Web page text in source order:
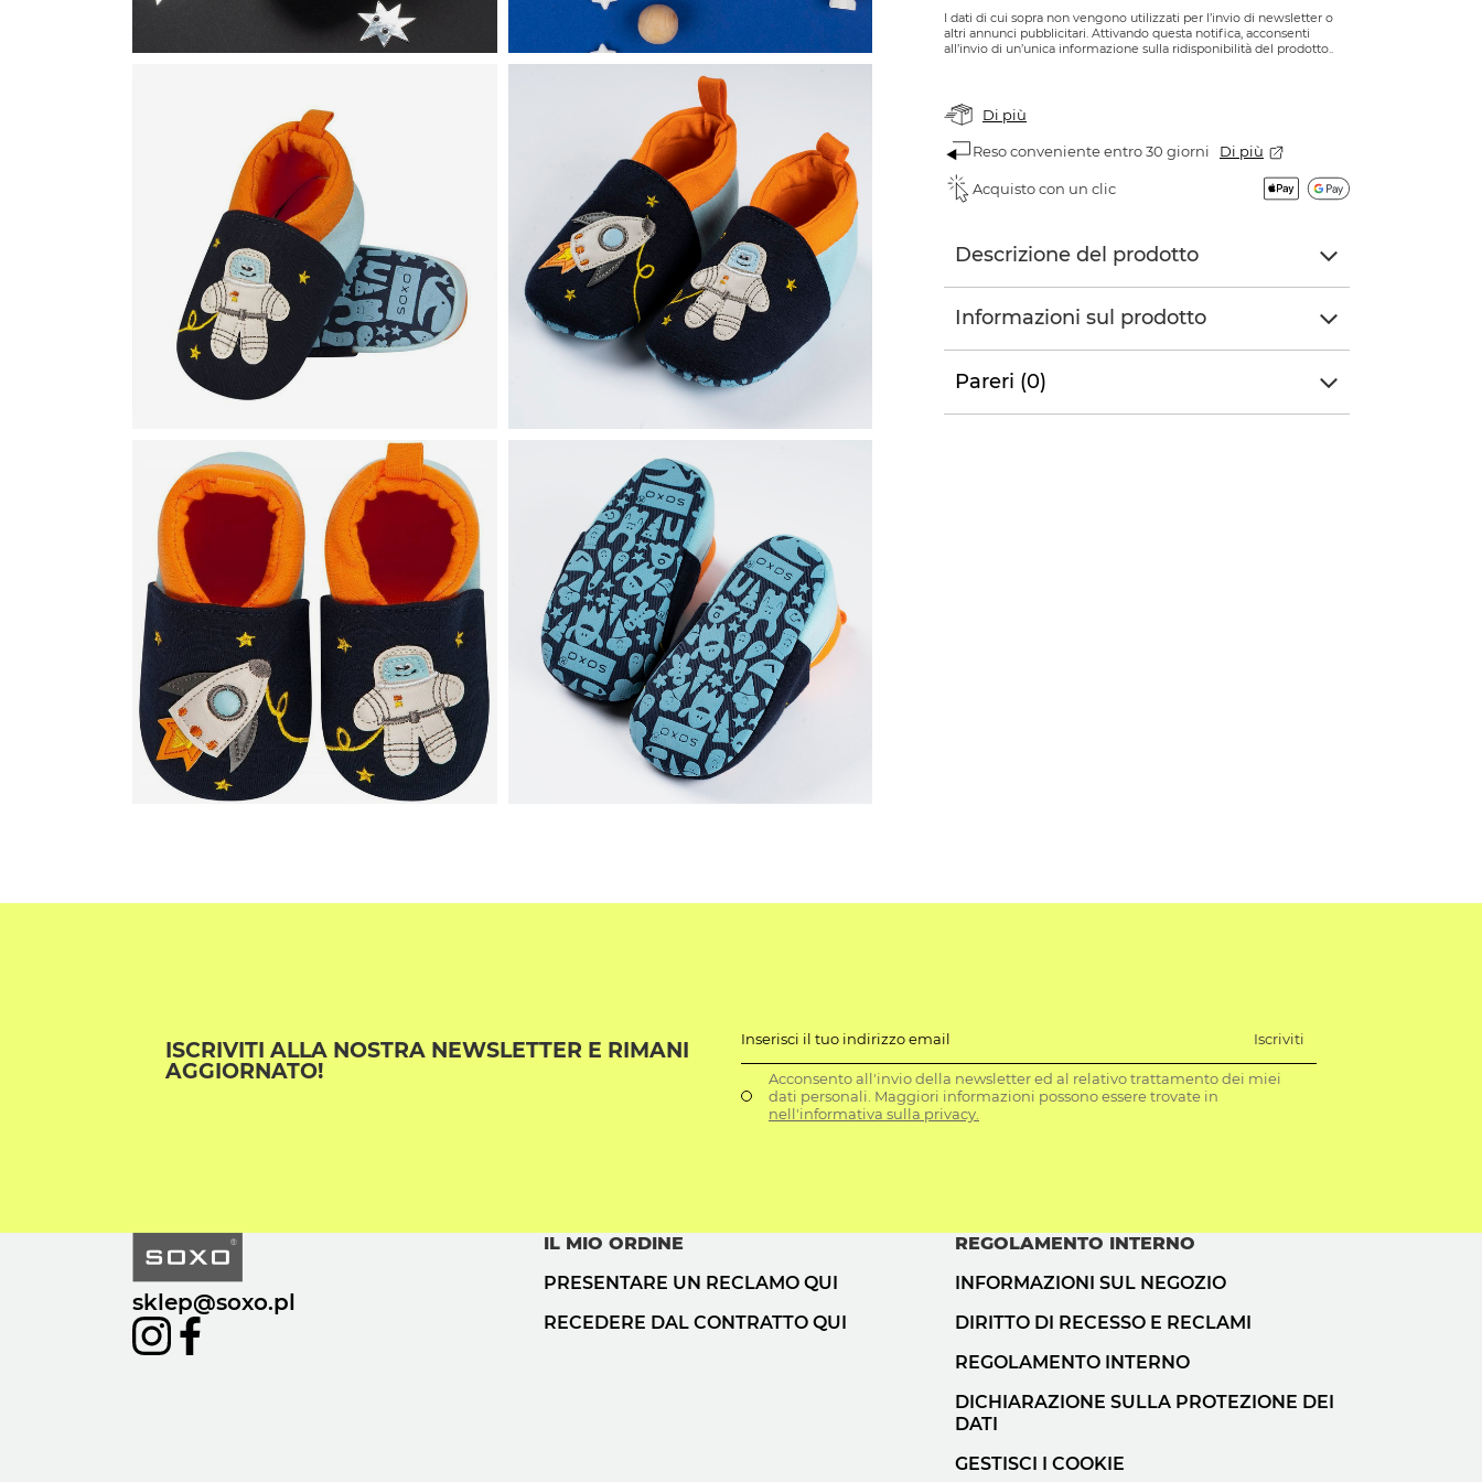
I dati di cui sopra non vengono utilizzati per l’invio di newsletter o
altri annunci pubblicitari. Attivando questa notifica, acconsenti
all’invio di un’unica informazione sulla ridisponibilità del prodotto..
Di più
Reso conveniente entro 30 giorni Di più
Acquisto con un clic
Descrizione del prodotto
Informazioni sul prodotto
Pareri (0)
ISCRIVITI ALLA NOSTRA NEWSLETTER E RIMANI
AGGIORNATO!
Inserisci il tuo indirizzo email Iscriviti
Acconsento all'invio della newsletter ed al relativo trattamento dei miei
dati personali. Maggiori informazioni possono essere trovate in
nell'informativa sulla privacy.
sklep@soxo.pl
IL MIO ORDINE
PRESENTARE UN RECLAMO QUI
RECEDERE DAL CONTRATTO QUI
REGOLAMENTO INTERNO
INFORMAZIONI SUL NEGOZIO
DIRITTO DI RECESSO E RECLAMI
REGOLAMENTO INTERNO
DICHIARAZIONE SULLA PROTEZIONE DEI
DATI
GESTISCI I COOKIE